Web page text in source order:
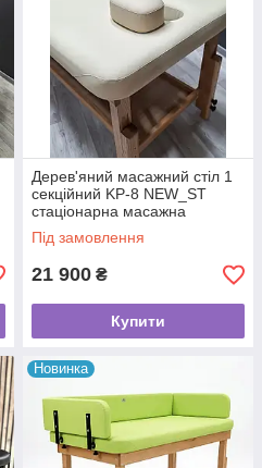
Дерев'яний масажний стіл 1
секційний KP-8 NEW_ST
стаціонарна масажна
кушетка з отвором для
обличчя
Під замовлення
21 900 ₴
Купити
Новинка